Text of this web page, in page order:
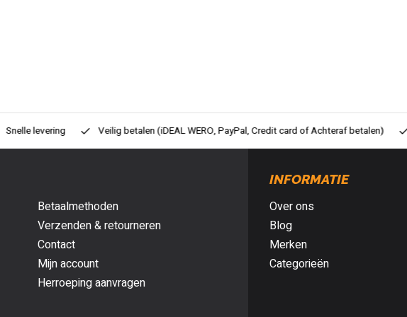
levering Veilig betalen (iDEAL WERO, PayPal, Credit card of Achteraf betalen)
Betaalmethoden
Verzenden & retourneren
Contact
Mijn account
Herroeping aanvragen
INFORMATIE
Over ons
Blog
Merken
Categorieën